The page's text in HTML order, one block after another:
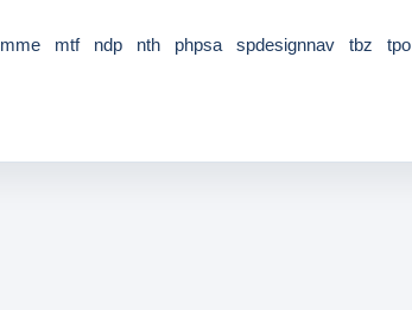
mme mtf ndp nth phpsa spdesignnav tbz
tpo